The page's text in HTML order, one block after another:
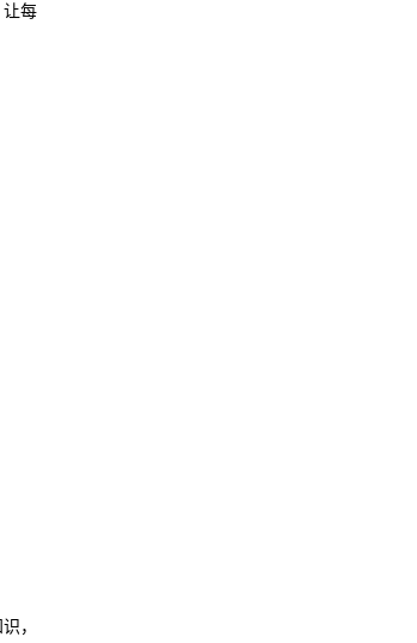
让每
，